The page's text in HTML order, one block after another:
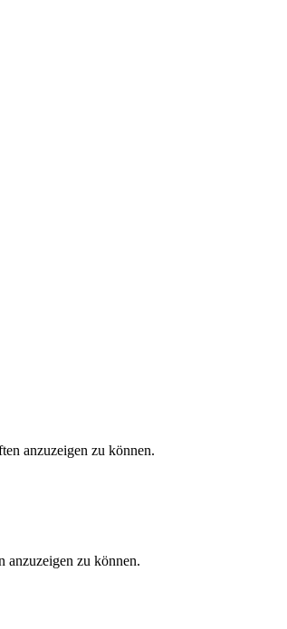
anzuzeigen zu können.
anzuzeigen zu können.